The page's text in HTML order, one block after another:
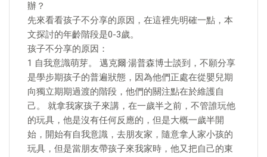
辦？
先來看看孩子不分享的原因，在這裡先明確一點，本
文探討的年齡階段是0-3歲。
孩子不分享的原因：
1 自我意識萌芽。 邁克爾·湯普森博士談到，不願分享
是學步期孩子的普遍狀態，因為他們正處在從嬰兒期
向獨立期期過渡的階段，他們的關注點在於維護自
己。 就拿我家孩子來講，在一歲半之前，不管誰玩他
的玩具，他是沒有任何反應的，但是大概一歲半開
始，開始有自我意識，去朋友家，隨意拿人家小孩的
玩具，但是當朋友帶孩子來我家時，他又把自己的東